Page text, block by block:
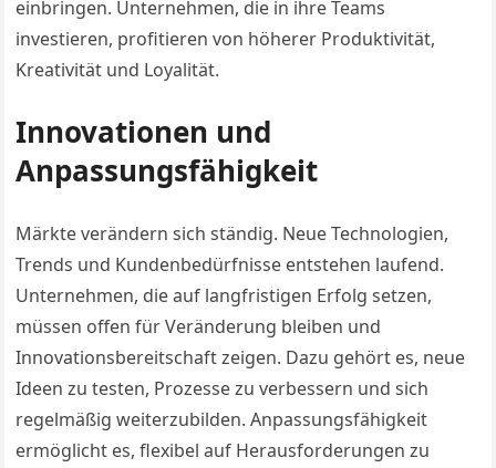
einbringen. Unternehmen, die in ihre Teams
investieren, profitieren von höherer Produktivität,
Kreativität und Loyalität.
Innovationen und
Anpassungsfähigkeit
Märkte verändern sich ständig. Neue Technologien,
Trends und Kundenbedürfnisse entstehen laufend.
Unternehmen, die auf langfristigen Erfolg setzen,
müssen offen für Veränderung bleiben und
Innovationsbereitschaft zeigen. Dazu gehört es, neue
Ideen zu testen, Prozesse zu verbessern und sich
regelmäßig weiterzubilden. Anpassungsfähigkeit
ermöglicht es, flexibel auf Herausforderungen zu